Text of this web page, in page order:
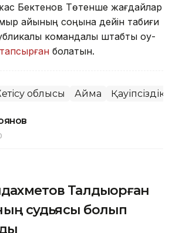
Бектенов Төтенше жағдайлар
айының соңына дейін табиғи
командалық штабтық оқу-
тапсырған болатын.
облысы Аймақ Қауіпсіздік
Талдықорған
судьясы болып